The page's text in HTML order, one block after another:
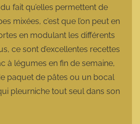
fait qu’elles permettent de
mixées, c’est que l’on peut en
en modulant les différents
ce sont d’excellentes recettes
à légumes en fin de semaine,
paquet de pâtes ou un bocal
pleurniche tout seul dans son